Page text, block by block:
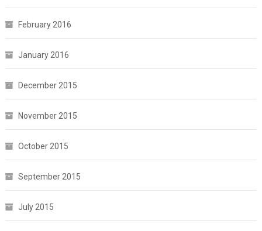
February 2016
January 2016
December 2015
November 2015
October 2015
September 2015
July 2015